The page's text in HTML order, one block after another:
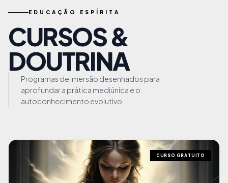
EDUCAÇÃO ESPÍRITA
CURSOS &
DOUTRINA
Programas de imersão desenhados para
aprofundar a prática mediúnica e o
autoconhecimento evolutivo.
CURSO GRATUITO